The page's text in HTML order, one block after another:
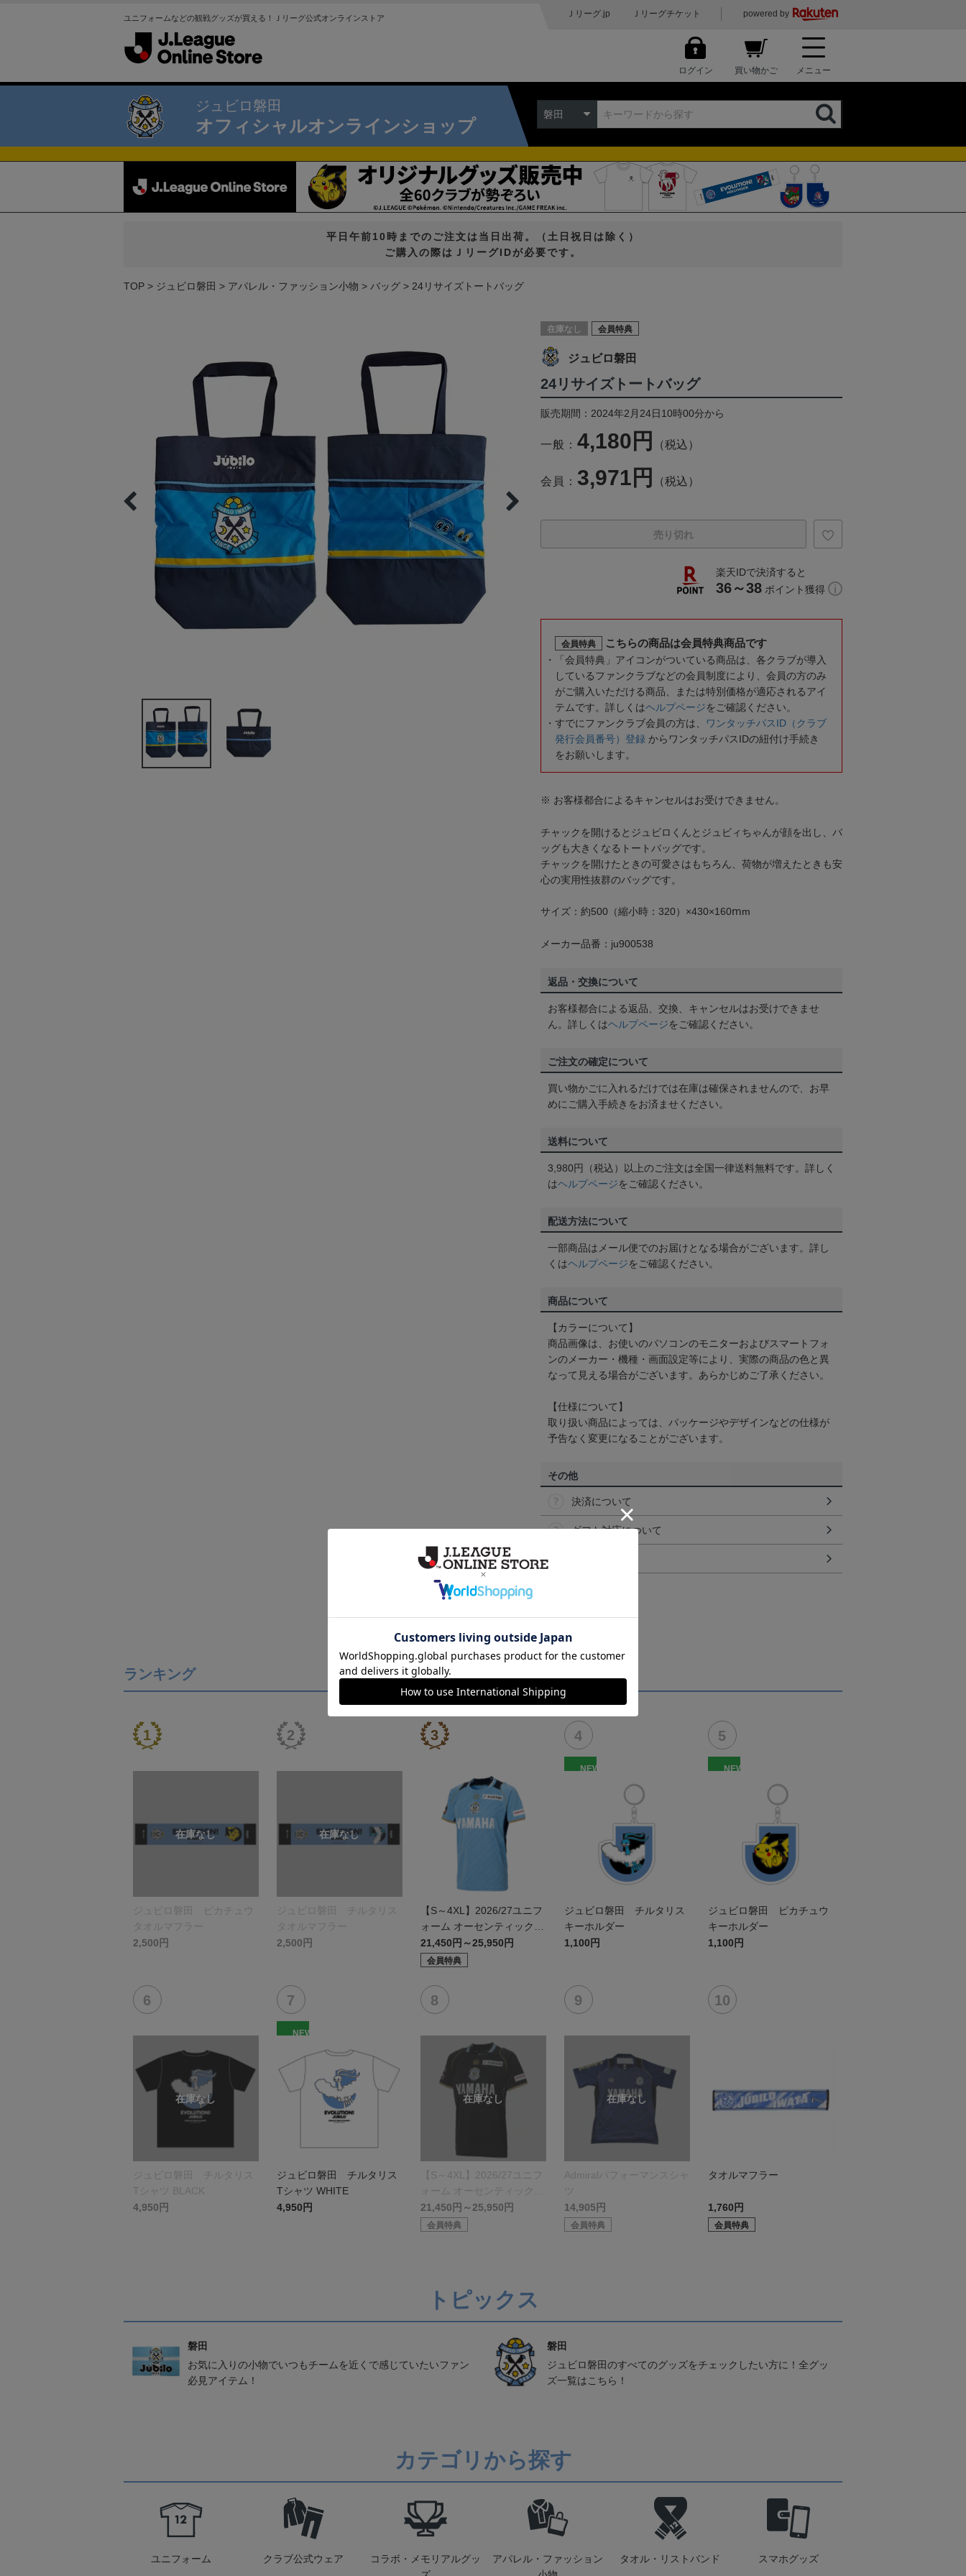
ユニフォームなどの観戦グッズが買える！Ｊリーグ公式オンラインストア Ｊリーグ.jp Ｊリーグチケット powered by
ログイン 買い物かご メニュー
ジュビロ磐田
オフィシャルオンラインショップ
磐田
平日午前10時までのご注文は当日出荷。（土日祝日は除く）
ご購入の際はＪリーグIDが必要です。
TOP ジュビロ磐田 アパレル・ファッション小物 バッグ 24リサイズトートバッグ
在庫なし 会員特典
ジュビロ磐田
24リサイズトートバッグ
販売期間：2024年2月24日10時00分から
一般： 4,180円 （税込）
会員： 3,971円 （税込）
売り切れ
楽天IDで決済すると
36～38 ポイント獲得
会員特典 こちらの商品は会員特典商品です
「会員特典」アイコンがついている商品は、各クラブが導入
しているファンクラブなどの会員制度により、会員の方のみ
がご購入いただける商品、または特別価格が適応されるアイ
テムです。詳しくはヘルプページをご確認ください。
すでにファンクラブ会員の方は、
ワンタッチパスID（クラブ
発行会員番号）登録 からワンタッチパスIDの紐付け手続き
をお願いします。
※ お客様都合によるキャンセルはお受けできません。
チャックを開けるとジュビロくんとジュビィちゃんが顔を出し、バ
ッグも大きくなるトートバッグです。
チャックを開けたときの可愛さはもちろん、荷物が増えたときも安
心の実用性抜群のバッグです。
サイズ：約500（縮小時：320）×430×160ⅿm
メーカー品番：ju900538
返品・交換について
お客様都合による返品、交換、キャンセルはお受けできませ
ん。詳しくはヘルプページをご確認ください。
ご注文の確定について
買い物かごに入れるだけでは在庫は確保されませんので、お早
めにご購入手続きをお済ませください。
送料について
3,980円（税込）以上のご注文は全国一律送料無料です。詳しく
はヘルプページをご確認ください。
配送方法について
一部商品はメール便でのお届けとなる場合がございます。詳し
くはヘルプページをご確認ください。
商品について
【カラーについて】
商品画像は、お使いのパソコンのモニターおよびスマートフォ
ンのメーカー・機種・画面設定等により、実際の商品の色と異
なって見える場合がございます。あらかじめご了承ください。
【仕様について】
取り扱い商品によっては、パッケージやデザインなどの仕様が
予告なく変更になることがございます。
その他
決済について
ギフト対応について
ランキング
ジュビロ磐田 ピカチュウ
タオルマフラー
2,500円
ジュビロ磐田 チルタリス
タオルマフラー
2,500円
【S～4XL】2026/27ユニフ
ォーム オーセンティックモ
デル:FP1st
21,450円～25,950円
会員特典
NEW
ジュビロ磐田 チルタリス
キーホルダー
1,100円
NEW
ジュビロ磐田 ピカチュウ
キーホルダー
1,100円
ジュビロ磐田 チルタリス
Tシャツ BLACK
4,950円
NEW
ジュビロ磐田 チルタリス
Tシャツ WHITE
4,950円
【S～4XL】2026/27ユニフ
ォーム オーセンティックモ
デル:GK
21,450円～25,950円
会員特典
Admiralパフォーマンスシャ
ツ
14,905円
会員特典
タオルマフラー
1,760円
会員特典
トピックス
磐田
お気に入りの小物でいつもチームを近くで感じていたいファン
必見アイテム！
磐田
ジュビロ磐田のすべてのグッズをチェックしたい方に！全グッ
ズ一覧はこちら！
カテゴリから探す
ユニフォーム クラブ公式ウェア
コラボ・メモリアルグッ
アパレル・ファッション
タオル・リストバンド スマホグッズ